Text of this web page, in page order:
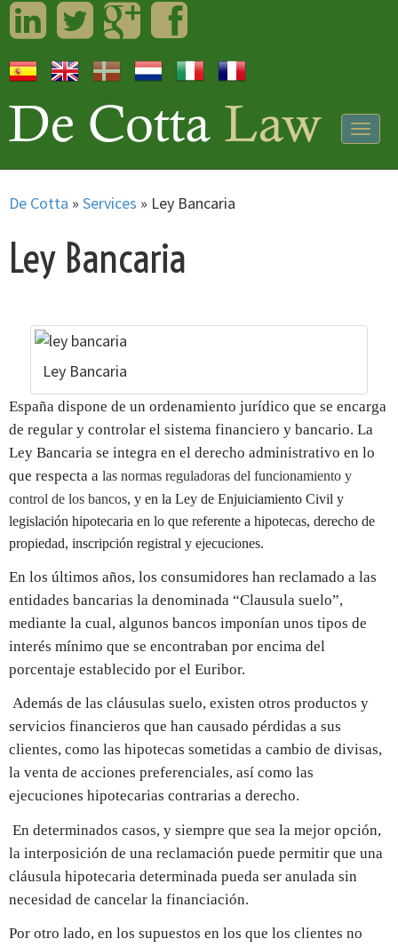
LinkedInTwitterGoogleplusFacebook
De Cotta » Services » Ley Bancaria
Ley Bancaria
Ley Bancaria
España dispone de un ordenamiento jurídico que se encarga
de regular y controlar el sistema financiero y bancario. La
Ley Bancaria se integra en el derecho administrativo en lo
que respecta a las normas reguladoras del funcionamiento y
control de los bancos, y en la Ley de Enjuiciamiento Civil y
legislación hipotecaria en lo que referente a hipotecas, derecho de
propiedad, inscripción registral y ejecuciones.
En los últimos años, los consumidores han reclamado a las
entidades bancarias la denominada “Clausula suelo”,
mediante la cual, algunos bancos imponían unos tipos de
interés mínimo que se encontraban por encima del
porcentaje establecido por el Euribor.
Además de las cláusulas suelo, existen otros productos y
servicios financieros que han causado pérdidas a sus
clientes, como las hipotecas sometidas a cambio de divisas,
la venta de acciones preferenciales, así como las
ejecuciones hipotecarias contrarias a derecho.
En determinados casos, y siempre que sea la mejor opción,
la interposición de una reclamación puede permitir que una
cláusula hipotecaria determinada pueda ser anulada sin
necesidad de cancelar la financiación.
Por otro lado, en los supuestos en los que los clientes no